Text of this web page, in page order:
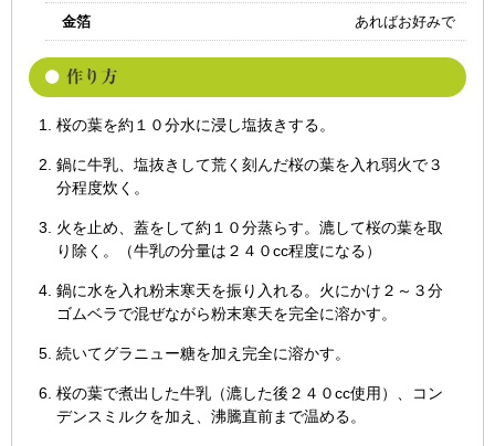
金箔 あればお好みで
桜の葉を約１０分水に浸し塩抜きする。
鍋に牛乳、塩抜きして荒く刻んだ桜の葉を入れ弱火で３
分程度炊く。
火を止め、蓋をして約１０分蒸らす。漉して桜の葉を取
り除く。（牛乳の分量は２４０cc程度になる）
鍋に水を入れ粉末寒天を振り入れる。火にかけ２～３分
ゴムベラで混ぜながら粉末寒天を完全に溶かす。
続いてグラニュー糖を加え完全に溶かす。
桜の葉で煮出した牛乳（漉した後２４０cc使用）、コン
デンスミルクを加え、沸騰直前まで温める。